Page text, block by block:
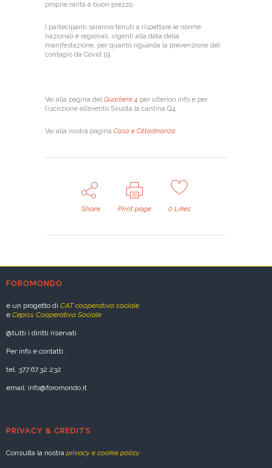
proprie rarità a buon prezzo.
I partecipanti saranno tenuti a rispettare le norme
nazionali e regionali, vigenti alla data della
manifestazione, per quanto riguarda la prevenzione del
contagio da Covid 19.
Vai alla pagina del Quartiere 4 per ulteriori info e per
l’iscrizione all’evento Svuota la cantina Q4
Vai alla nostra pagina Casa e Cittadinanza
Share Print page 0Likes
FOROMONDO
è un progetto di CAT cooperativa sociale
e Cepiss Cooperativa Sociale
@tutti i diritti riservati
Per info e contatti:
tel. 377.67.32.232
email: info@foromondo.it
PRIVACY & CREDITS
Consulta la nostra privacy e cookie policy